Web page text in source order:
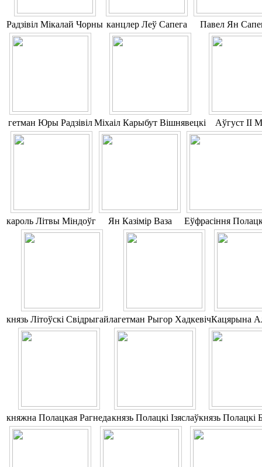
Радзівіл Мікалай Чорны канцлер Леў Сапега Павел Ян
гетман Юры РадзівілМіхаіл Карыбут Вішнявецкі Аўгуст ІІ
кароль Літвы Міндоўг Ян Казімір Ваза Еўфрасіння
князь Літоўскі Свідрыгайлагетман Рыгор ХадкевічКацярына
княжна Полацкая Рагнедакнязь Полацкі Ізяслаўкнязь Полацкі